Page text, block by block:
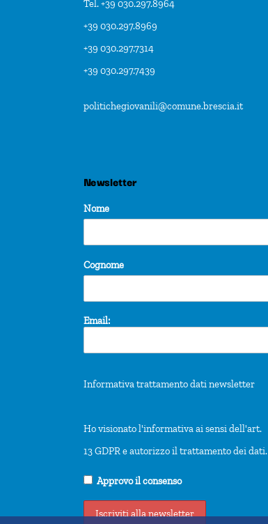
Tel. +39 030.297.8964
+39 030.297.8969
+39 030.297.7314
+39 030.297.7439
politichegiovanili@comune.brescia.it
Newsletter
Nome
Cognome
Email:
Informativa trattamento dati newsletter
Ho visionato l'informativa ai sensi dell'art.
13 GDPR e autorizzo il trattamento dei dati.
Approvo il consenso